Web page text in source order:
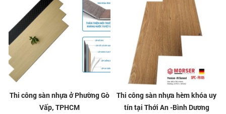
Thi công sàn nhựa ở Phường Gò
Vấp, TPHCM
Thi công sàn nhựa hèm khóa uy
tín tại Thới An -Bình Dương